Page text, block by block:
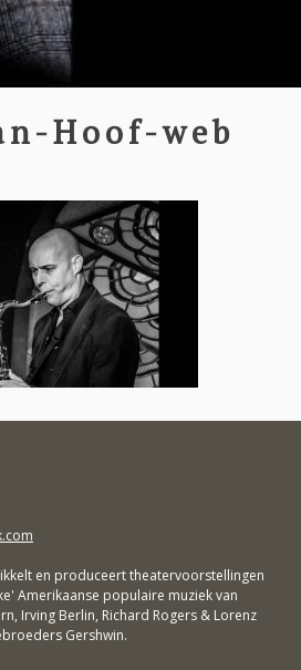
Hoof-web
en produceert theatervoorstellingen
Amerikaanse populaire muziek van
Irving Berlin, Richard Rogers & Lorenz
Gershwin.